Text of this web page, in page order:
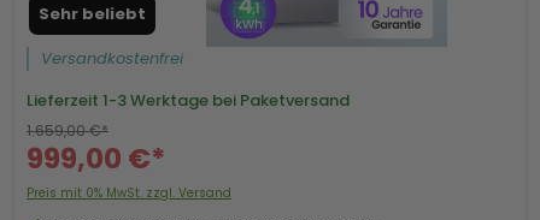
Sehr beliebt
Versandkostenfrei
Lieferzeit 1-3 Werktage bei Paketversand
999,00 €*
1.659,00 €*
Preis mit 0% MwSt. zzgl. Versand